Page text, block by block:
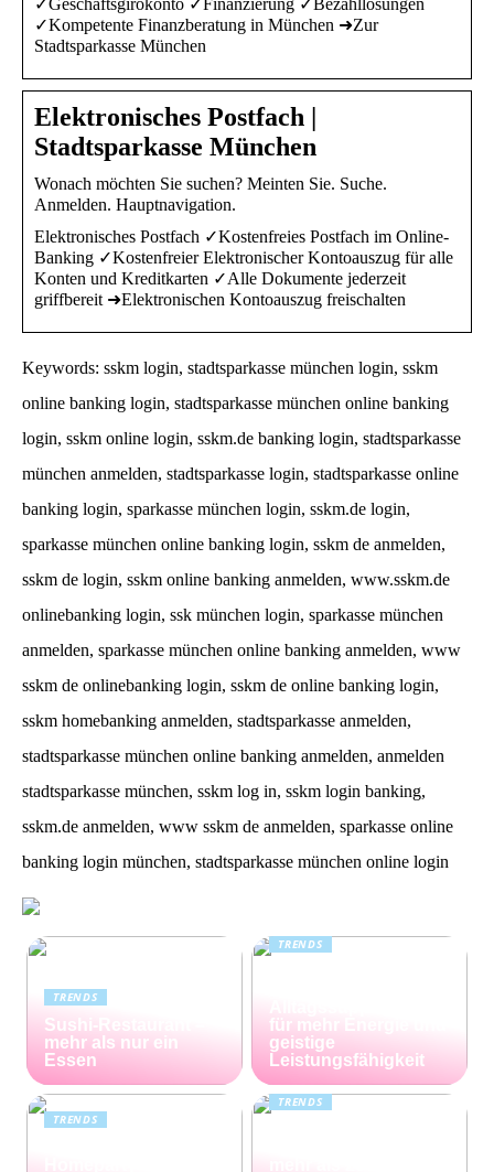
✓Kompetente Finanzberatung in München ➜Zur
Stadtsparkasse München
Elektronisches Postfach |
Stadtsparkasse München
Wonach möchten Sie suchen? Meinten Sie. Suche.
Anmelden. Hauptnavigation.
Elektronisches Postfach ✓Kostenfreies Postfach im Online-
Banking ✓Kostenfreier Elektronischer Kontoauszug für alle
Konten und Kreditkarten ✓Alle Dokumente jederzeit
griffbereit ➜Elektronischen Kontoauszug freischalten
Keywords: sskm login, stadtsparkasse münchen login, sskm
online banking login, stadtsparkasse münchen online banking
login, sskm online login, sskm.de banking login, stadtsparkasse
münchen anmelden, stadtsparkasse login, stadtsparkasse online
banking login, sparkasse münchen login, sskm.de login,
sparkasse münchen online banking login, sskm de anmelden,
sskm de login, sskm online banking anmelden, www.sskm.de
onlinebanking login, ssk münchen login, sparkasse münchen
anmelden, sparkasse münchen online banking anmelden, www
sskm de onlinebanking login, sskm de online banking login,
sskm homebanking anmelden, stadtsparkasse anmelden,
stadtsparkasse münchen online banking anmelden, anmelden
stadtsparkasse münchen, sskm log in, sskm login banking,
sskm.de anmelden, www sskm de anmelden, sparkasse online
banking login münchen, stadtsparkasse münchen online login
TRENDS
Sushi-Restaurant –
mehr als nur ein
Essen
TRENDS
für mehr Energie und
geistige
Leistungsfähigkeit
TRENDS
TRENDS